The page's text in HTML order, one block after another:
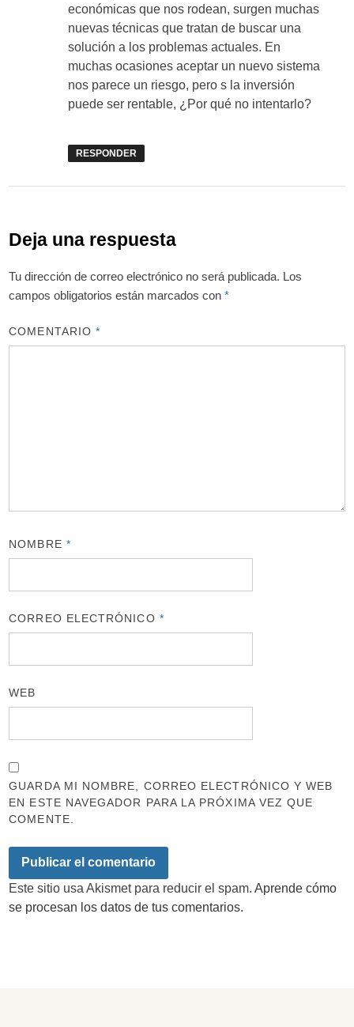
económicas que nos rodean, surgen muchas
nuevas técnicas que tratan de buscar una
solución a los problemas actuales. En
muchas ocasiones aceptar un nuevo sistema
nos parece un riesgo, pero s la inversión
puede ser rentable, ¿Por qué no intentarlo?
RESPONDER
Deja una respuesta
Tu dirección de correo electrónico no será publicada. Los
campos obligatorios están marcados con*
COMENTARIO*
NOMBRE *
CORREO ELECTRÓNICO *
WEB
GUARDA MI NOMBRE, CORREO ELECTRÓNICO Y WEB
EN ESTE NAVEGADOR PARA LA PRÓXIMA VEZ QUE
COMENTE.
Este sitio usa Akismet para reducir el spam.Aprende cómo
se procesan los datos de tus comentarios.